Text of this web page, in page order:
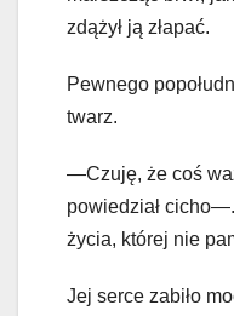
zdążył ją złapać.
Pewnego
twarz.
—Czuję, że coś
powiedział
życia, której nie
Jej serce zabiło